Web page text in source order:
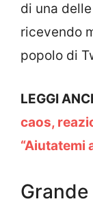
di una
ricevendo
popolo di
LEGGI
caos,
“Aiutatemi